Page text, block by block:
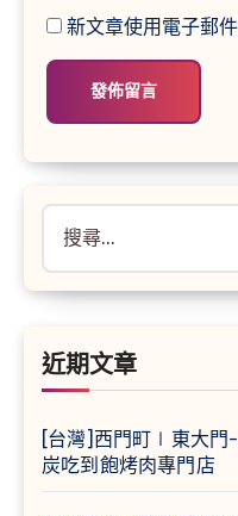
新文章使用電子郵
關
字:
近期文章
[台灣]西門町∣東大門
炭吃到飽烤肉專門店